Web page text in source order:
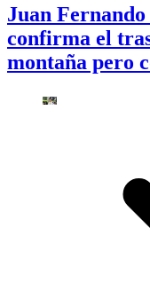
Juan
confirma el
montaña pero